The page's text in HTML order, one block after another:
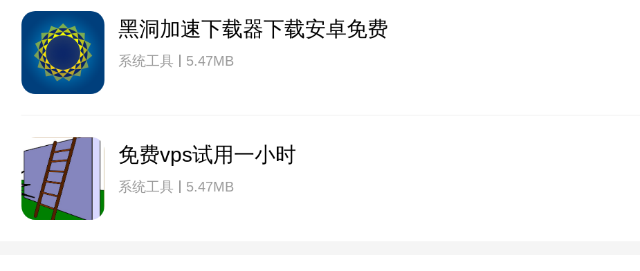
黑洞加速下载器下载安卓免费
系统工具 5.47MB
免费vps试用一小时
系统工具 5.47MB